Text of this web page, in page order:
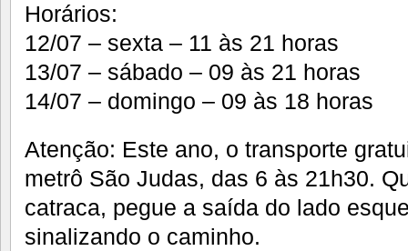
Horários:
12/07 – sexta – 11 às 21 horas
13/07 – sábado – 09 às 21 horas
14/07 – domingo – 09 às 18 horas
Atenção: Este ano, o transporte
metrô São Judas, das 6 às 21h30.
catraca, pegue a saída do lado
sinalizando o caminho.